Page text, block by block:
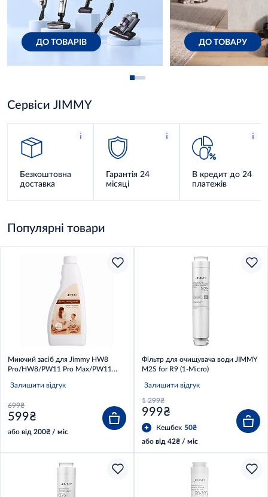
ДО ТОВАРІВ ДО ТОВАРУ
Cервіси JIMMY
Безкоштовна
доставка
Гарантія 24
місяці
В кредит до 24
платежів
Популярні товари
Миючий засіб для Jimmy HW8
Pro/HW8/PW11 Pro Max/PW11
Pro/HW10 Pro/HW9 Pro Max/HW9
Залишити відгук
699₴
599₴
або від 200₴ / міс
Фільтр для очищувача води JIMMY
M2S for R9 (1-Micro)
Залишити відгук
1 299₴
999₴
Кешбек 50₴
або від 42₴ / міс